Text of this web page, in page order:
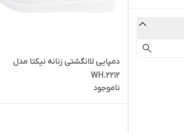
دمپایی لاانگشتی زنانه نیکتا مدل
WH.2212
ناموجود